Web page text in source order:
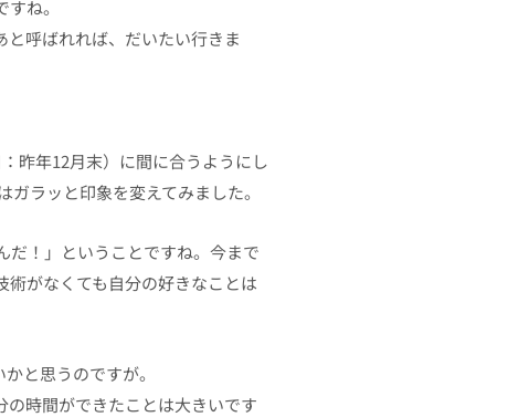
ね。
呼ばれれば、だいたい行きま
昨年12月末）に間に合うようにし
ラッと印象を変えてみました。
だ！」ということですね。今まで
がなくても自分の好きなことは
と思うのですが。
時間ができたことは大きいです